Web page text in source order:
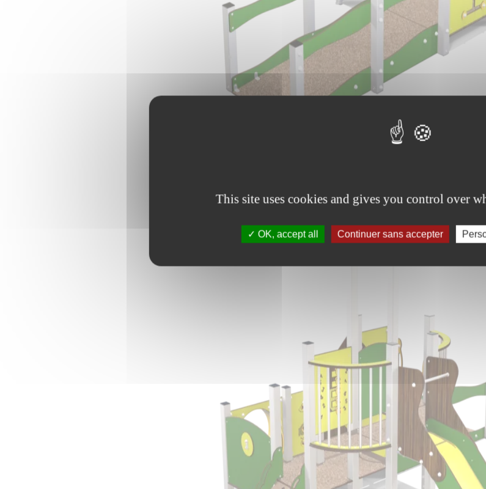
This site uses cookies and gives you control over
OK, accept all Continuer sans accepter